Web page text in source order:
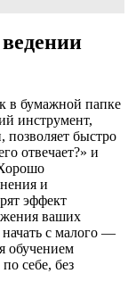
в бумажной папке
инструмент,
позволяет быстро
отвечает?» и
и
эффект
ваших
с малого —
обучением
себе, без